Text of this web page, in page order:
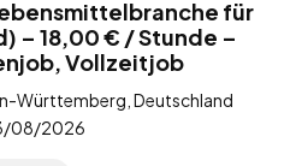
für
– 18,00 € / Stunde –
Vollzeitjob
Württemberg, Deutschland
08/2026